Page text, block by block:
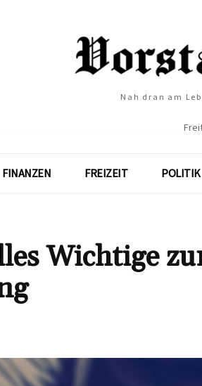
Nah dran am
FINANZEN FREIZEIT POLITIK
Wichtige